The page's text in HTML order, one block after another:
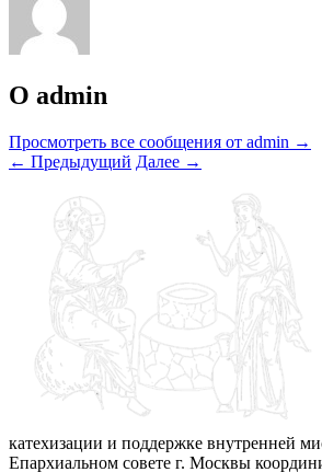
О admin
Просмотреть все сообщения от admin →
← Предыдущий Далее →
катехизации и поддержке внутренней
Епархиальном совете г. Москвы